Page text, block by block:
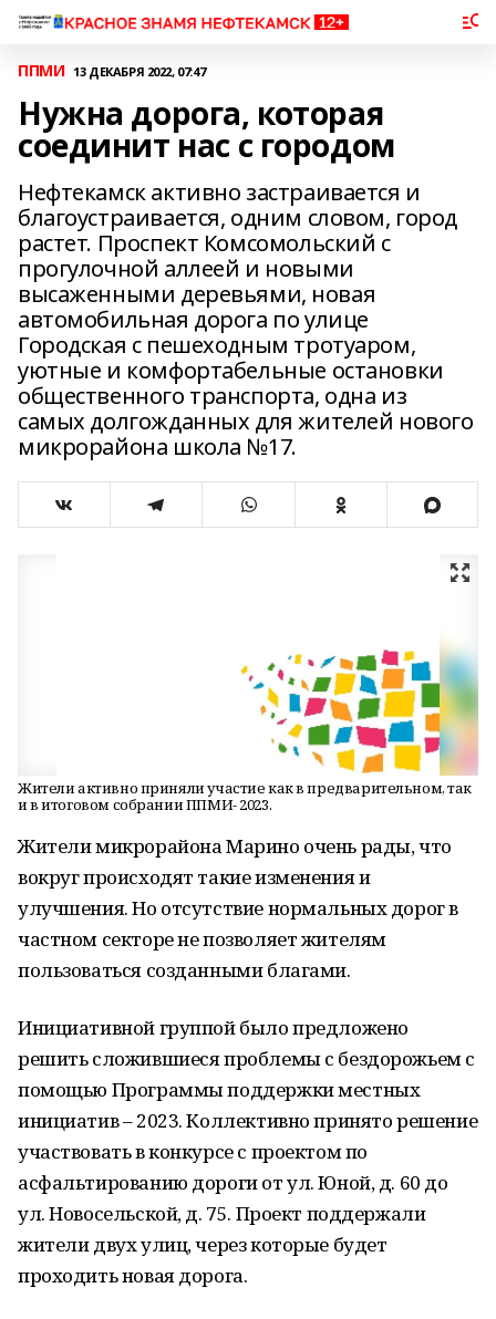
ППМИ 13 ДЕКАБРЯ 2022, 07:47
Нужна дорога, которая
соединит нас с городом
Нефтекамск активно застраивается и
благоустраивается, одним словом, город
растет. Проспект Комсомольский с
прогулочной аллеей и новыми
высаженными деревьями, новая
автомобильная дорога по улице
Городская с пешеходным тротуаром,
уютные и комфортабельные остановки
общественного транспорта, одна из
самых долгожданных для жителей нового
микрорайона школа №17.
Жители активно приняли участие как в предварительном, так
и в итоговом собрании ППМИ- 2023.
Жители микрорайона Марино очень рады, что
вокруг происходят такие изменения и
улучшения. Но отсутствие нормальных дорог в
частном секторе не позволяет жителям
пользоваться созданными благами.
Инициативной группой было предложено
решить сложившиеся проблемы с бездорожьем с
помощью Программы поддержки местных
инициатив – 2023. Коллективно принято решение
участвовать в конкурсе с проектом по
асфальтированию дороги от ул. Юной, д. 60 до
ул. Новосельской, д. 75. Проект поддержали
жители двух улиц, через которые будет
проходить новая дорога.